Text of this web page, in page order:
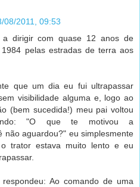
08/2011, 09:53
a dirigir com quase 12 anos de
pelas estradas de terra aos
que um dia eu fui ultrapassar
visibilidade alguma e, logo ao
(bem sucedida!) meu pai voltou
"O que te motivou a
não aguardou?" eu simplesmente
trator estava muito lento e eu
Ao comando de uma